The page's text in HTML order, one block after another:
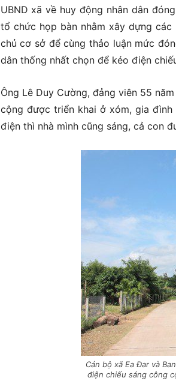
UBND xã về huy động nhân dân
tổ chức họp bàn nhằm xây dựng
chủ cơ sở để cùng thảo luận mức
dân thống nhất chọn để kéo điện
Ông Lê Duy Cường, đảng viên 55
cộng được triển khai ở xóm, gia
điện thì nhà mình cũng sáng, cả con
Cán bộ xã Ea Đar và
điện chiếu sáng công